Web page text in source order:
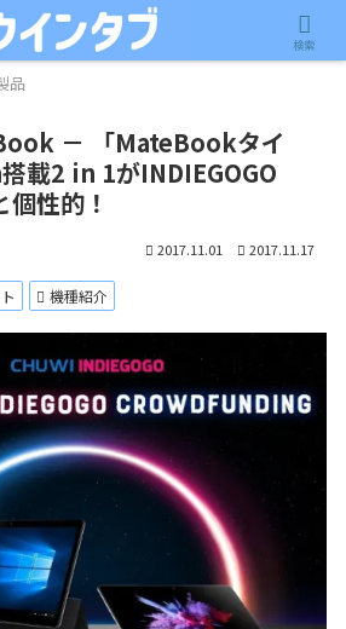
す。
品
－ 「MateBookタイ
載2 in 1がINDIEGOGO
性的！
2017.11.01 2017.11.17
機種紹介
検索